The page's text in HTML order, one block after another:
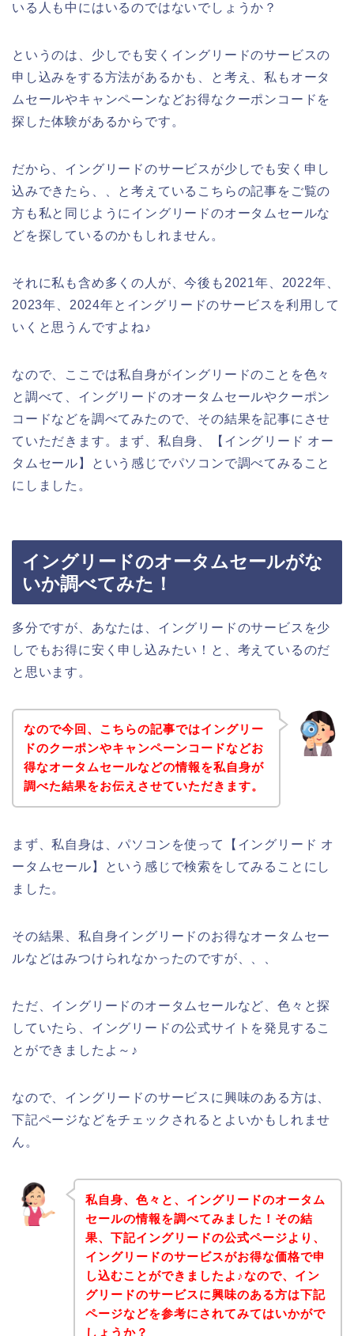
いる人も中にはいるのではないでしょうか？
というのは、少しでも安くイングリードのサービスの
申し込みをする方法があるかも、と考え、私もオータ
ムセールやキャンペーンなどお得なクーポンコードを
探した体験があるからです。
だから、イングリードのサービスが少しでも安く申し
込みできたら、、と考えているこちらの記事をご覧の
方も私と同じようにイングリードのオータムセールな
どを探しているのかもしれません。
それに私も含め多くの人が、今後も2021年、2022年、
2023年、2024年とイングリードのサービスを利用して
いくと思うんですよね♪
なので、ここでは私自身がイングリードのことを色々
と調べて、イングリードのオータムセールやクーポン
コードなどを調べてみたので、その結果を記事にさせ
ていただきます。まず、私自身、【イングリード オー
タムセール】という感じでパソコンで調べてみること
にしました。
イングリードのオータムセールがな
いか調べてみた！
多分ですが、あなたは、イングリードのサービスを少
しでもお得に安く申し込みたい！と、考えているのだ
と思います。
なので今回、こちらの記事ではイングリー
ドのクーポンやキャンペーンコードなどお
得なオータムセールなどの情報を私自身が
調べた結果をお伝えさせていただきます。
まず、私自身は、パソコンを使って【イングリード オ
ータムセール】という感じで検索をしてみることにし
ました。
その結果、私自身イングリードのお得なオータムセー
ルなどはみつけられなかったのですが、、、
ただ、イングリードのオータムセールなど、色々と探
していたら、イングリードの公式サイトを発見するこ
とができましたよ～♪
なので、イングリードのサービスに興味のある方は、
下記ページなどをチェックされるとよいかもしれませ
ん。
私自身、色々と、イングリードのオータム
セールの情報を調べてみました！その結
果、下記イングリードの公式ページより、
イングリードのサービスがお得な価格で申
し込むことができましたよ♪なので、イン
グリードのサービスに興味のある方は下記
ページなどを参考にされてみてはいかがで
しょうか？